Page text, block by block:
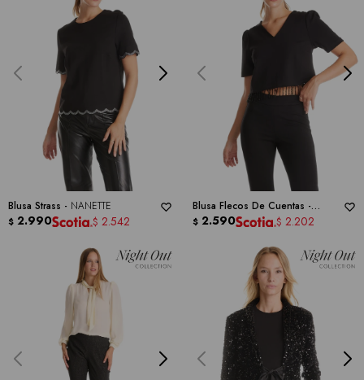
Blusa Strass - NANETTE
$ 2.990 $ 2.542
Blusa Flecos De Cuentas -
NANETTE
$ 2.590 $ 2.202